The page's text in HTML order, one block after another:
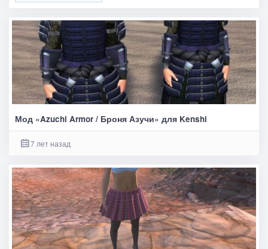
Мод «Azuchi Armor / Броня Азучи» для Kenshi
7 лет назад